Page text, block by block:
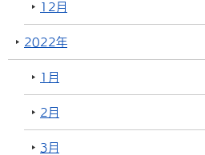
12月
2022年
1月
2月
3月